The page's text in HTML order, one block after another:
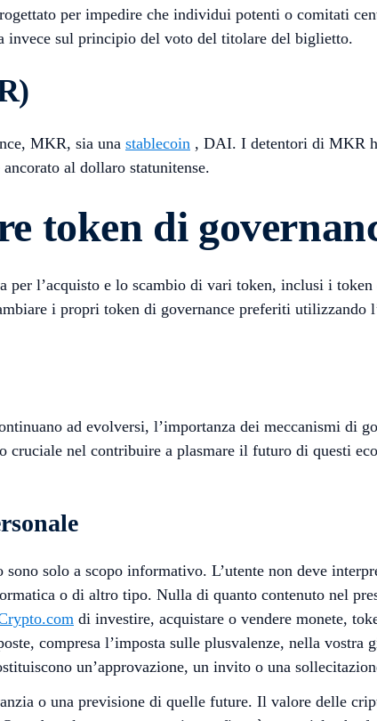
per impedire che individui potenti o comitati
invece sul principio del voto del titolare del biglietto.
MKR, sia una stablecoin , DAI. I detentori di MKR
al dollaro statunitense.
token di
l’acquisto e lo scambio di vari token, inclusi i
i propri token di governance preferiti utilizzando
ad evolversi, l’importanza dei meccanismi di
cruciale nel contribuire a plasmare il futuro di questi
solo a scopo informativo. L’utente non deve
o di altro tipo. Nulla di quanto contenuto nel
di investire, acquistare o vendere monete,
compresa l’imposta sulle plusvalenze, nella
un’approvazione, un invito o una
o una previsione di quelle future. Il valore delle